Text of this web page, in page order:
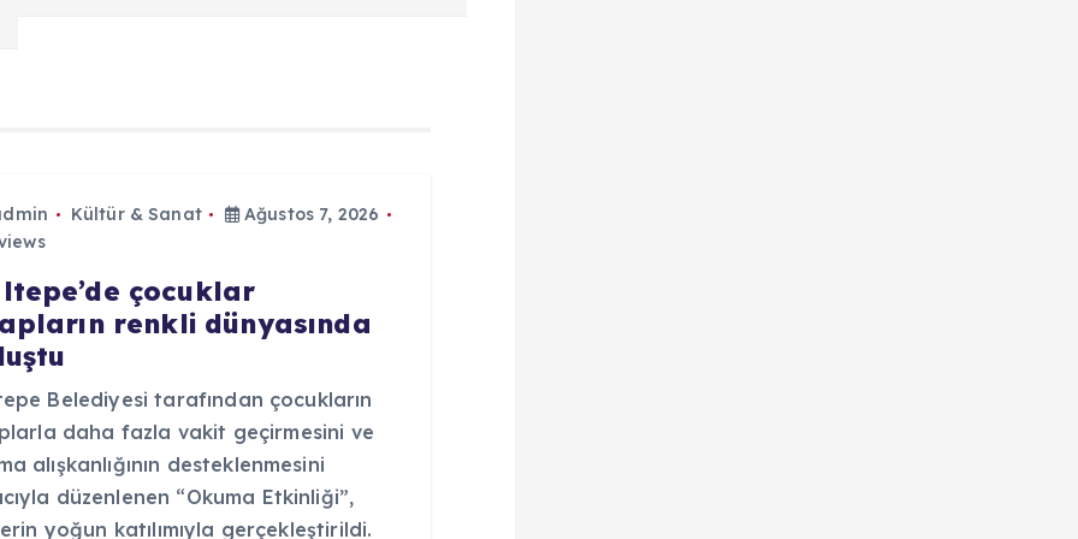
Kültür & Sanat
Ağustos 7, 2026
çocuklar
renkli dünyasında
Belediyesi tarafından çocukların
daha fazla vakit geçirmesini ve
alışkanlığının desteklenmesini
düzenlenen “Okuma Etkinliği”,
yoğun katılımıyla gerçekleştirildi.